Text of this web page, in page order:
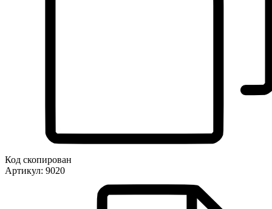
Код скопирован
Артикул: 9020